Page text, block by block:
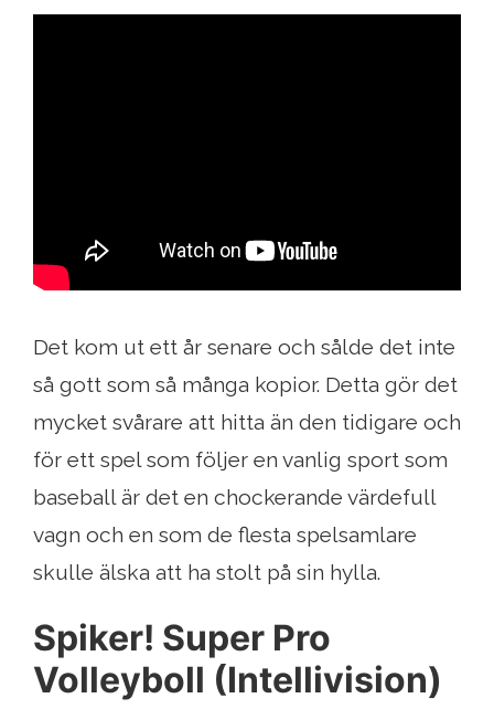
Det kom ut ett år senare och sålde det inte
så gott som så många kopior. Detta gör det
mycket svårare att hitta än den tidigare och
för ett spel som följer en vanlig sport som
baseball är det en chockerande värdefull
vagn och en som de flesta spelsamlare
skulle älska att ha stolt på sin hylla.
Spiker! Super Pro
Volleyboll (Intellivision)